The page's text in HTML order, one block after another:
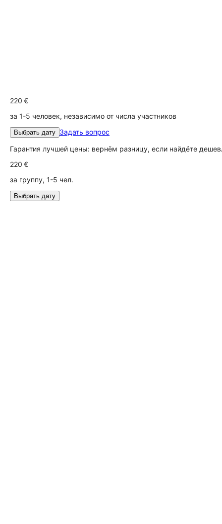
220 €
за 1-5 человек, независимо от числа участников
Выбрать дату Задать вопрос
Гарантия лучшей цены: вернём разницу, если найдёте
220 €
за группу, 1-5 чел.
Выбрать дату